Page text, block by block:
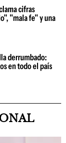
cifras
"mala fe" y una
derrumbado:
en todo el país